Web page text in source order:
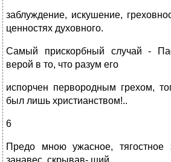
заблуждение, искушение,
ценностях духовного.
Самый прискорбный случай -
верой в то, что разум его
испорчен первородным грехом,
был лишь христианством!..
6
Предо мною ужасное, тягостное